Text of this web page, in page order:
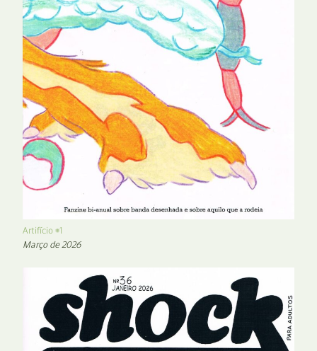
Artifício #1
Março de 2026